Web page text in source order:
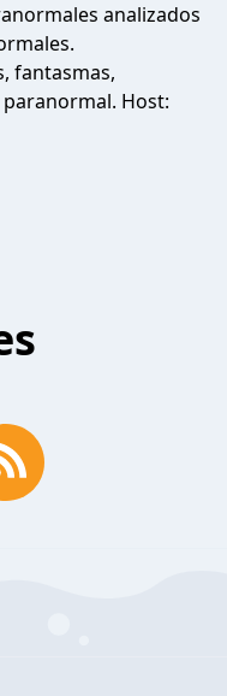
analizados
fantasmas,
Host: